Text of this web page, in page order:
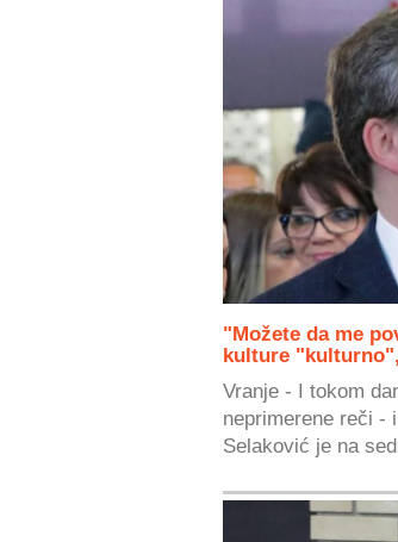
"Možete da me
kulture
Vranje - I tokom
neprimerene reči -
Selaković je na